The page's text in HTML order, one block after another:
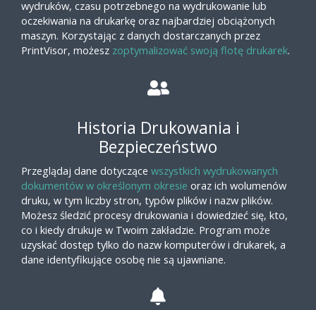
wydruków, czasu potrzebnego na wydrukowanie lub
oczekiwania na drukarkę oraz najbardziej obciążonych
maszyn. Korzystając z danych dostarczanych przez
PrintVisor, możesz zoptymalizować swoją flotę drukarek.
Historia Drukowania i
Bezpieczeństwo
Przeglądaj dane dotyczące wszystkich wydrukowanych
dokumentów w określonym okresie oraz ich wolumenów
druku, w tym liczby stron, typów plików i nazw plików.
Możesz śledzić procesy drukowania i dowiedzieć się, kto,
co i kiedy drukuje w Twoim zakładzie. Program może
uzyskać dostęp tylko do nazw komputerów i drukarek, a
dane identyfikujące osobę nie są ujawniane.